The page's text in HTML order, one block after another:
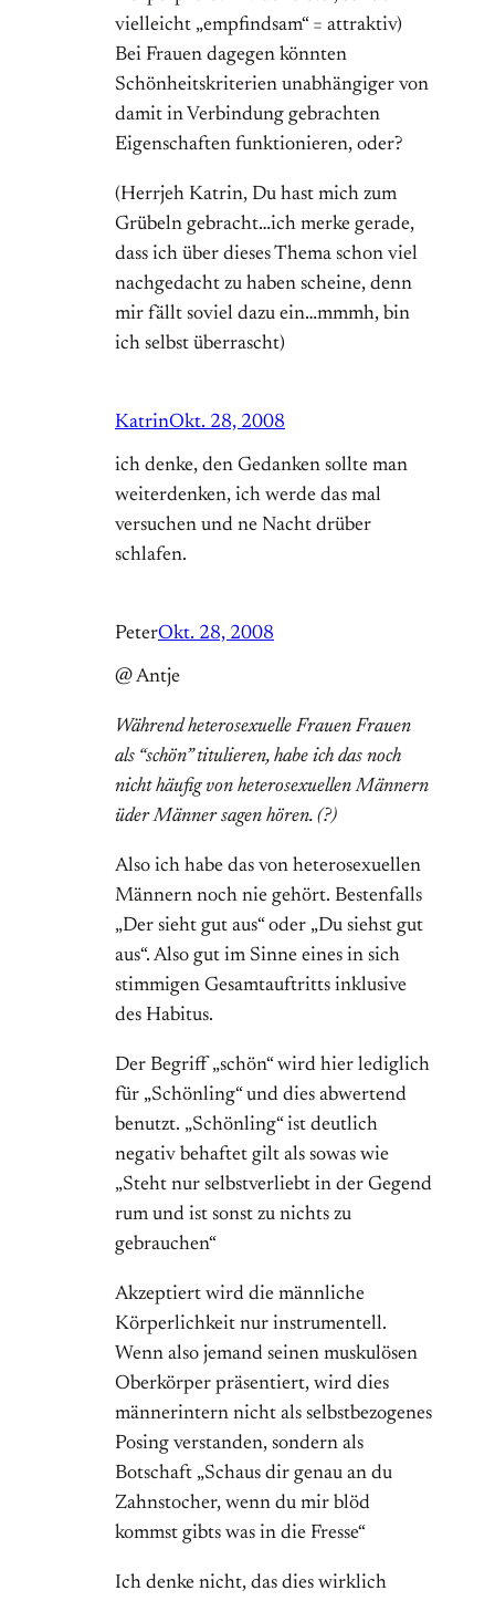
vielleicht „empfindsam“ = attraktiv)
Bei Frauen dagegen könnten
Schönheitskriterien unabhängiger von
damit in Verbindung gebrachten
Eigenschaften funktionieren, oder?
(Herrjeh Katrin, Du hast mich zum
Grübeln gebracht…ich merke gerade,
dass ich über dieses Thema schon viel
nachgedacht zu haben scheine, denn
mir fällt soviel dazu ein…mmmh, bin
ich selbst überrascht)
KatrinOkt. 28, 2008
ich denke, den Gedanken sollte man
weiterdenken, ich werde das mal
versuchen und ne Nacht drüber
schlafen.
PeterOkt. 28, 2008
@ Antje
Während heterosexuelle Frauen Frauen
als “schön” titulieren, habe ich das noch
nicht häufig von heterosexuellen Männern
üder Männer sagen hören. (?)
Also ich habe das von heterosexuellen
Männern noch nie gehört. Bestenfalls
„Der sieht gut aus“ oder „Du siehst gut
aus“. Also gut im Sinne eines in sich
stimmigen Gesamtauftritts inklusive
des Habitus.
Der Begriff „schön“ wird hier lediglich
für „Schönling“ und dies abwertend
benutzt. „Schönling“ ist deutlich
negativ behaftet gilt als sowas wie
„Steht nur selbstverliebt in der Gegend
rum und ist sonst zu nichts zu
gebrauchen“
Akzeptiert wird die männliche
Körperlichkeit nur instrumentell.
Wenn also jemand seinen muskulösen
Oberkörper präsentiert, wird dies
männerintern nicht als selbstbezogenes
Posing verstanden, sondern als
Botschaft „Schaus dir genau an du
Zahnstocher, wenn du mir blöd
kommst gibts was in die Fresse“
Ich denke nicht, das dies wirklich